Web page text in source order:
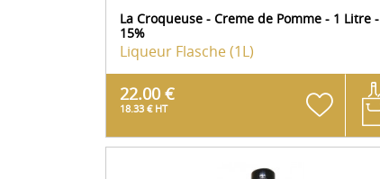
La Croqueuse - Creme de Pomme - 1 Litre -
15%
Liqueur Flasche (1L)
22.00 €
18.33 € HT